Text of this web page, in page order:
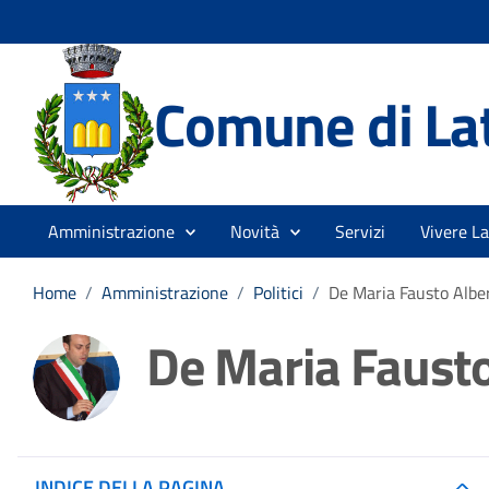
Comune di
Amministrazione Novità Servizi Vivere
Home / Amministrazione / Politici / De Maria Fausto
De Maria